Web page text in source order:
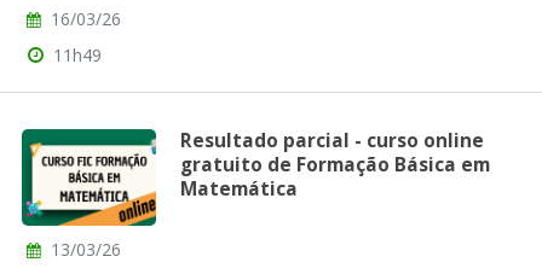
16/03/26
11h49
Resultado parcial - curso online
gratuito de Formação Básica em
Matemática
13/03/26